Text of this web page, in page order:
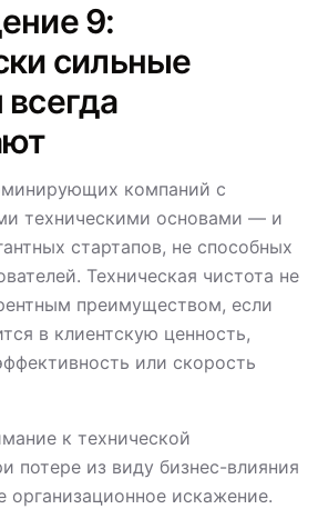
9:
сильные
компаний с
техническими основами — и
стартапов, не способных
Техническая чистота не
преимуществом, если
в клиентскую ценность,
или скорость
к технической
потере из виду бизнес-влияния
организационное искажение.